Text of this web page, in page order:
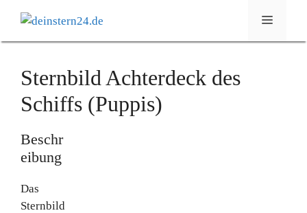
Inhalt
springen
Menü
Sternbild Achterdeck des
Schiffs (Puppis)
Beschr
eibung
Das
Sternbild